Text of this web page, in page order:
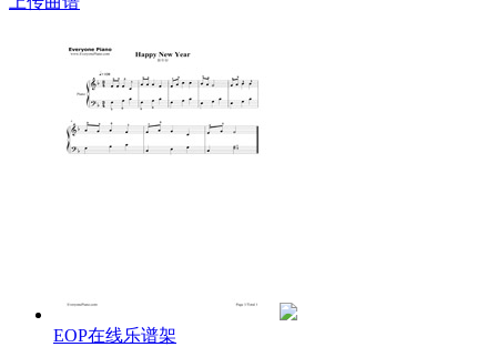
新年好歌詞：
新年好呀新年好呀，
Happy new year to you all
we are singing
EOP在线乐谱架